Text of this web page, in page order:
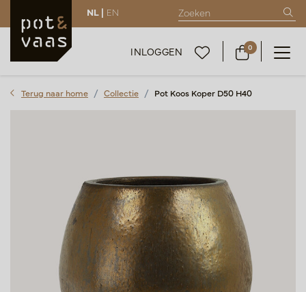
NL | EN
INLOGGEN 0
Terug naar home Collectie Pot Koos Koper D50 H40